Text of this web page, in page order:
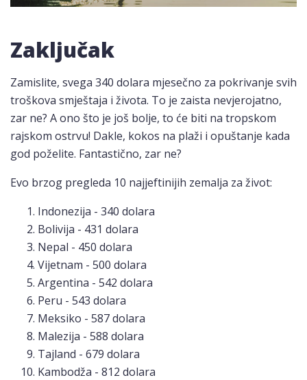
Zaključak
Zamislite, svega 340 dolara mjesečno za pokrivanje svih
troškova smještaja i života. To je zaista nevjerojatno,
zar ne? A ono što je još bolje, to će biti na tropskom
rajskom ostrvu! Dakle, kokos na plaži i opuštanje kada
god poželite. Fantastično, zar ne?
Evo brzog pregleda 10 najjeftinijih zemalja za život:
Indonezija - 340 dolara
Bolivija - 431 dolara
Nepal - 450 dolara
Vijetnam - 500 dolara
Argentina - 542 dolara
Peru - 543 dolara
Meksiko - 587 dolara
Malezija - 588 dolara
Tajland - 679 dolara
Kambodža - 812 dolara